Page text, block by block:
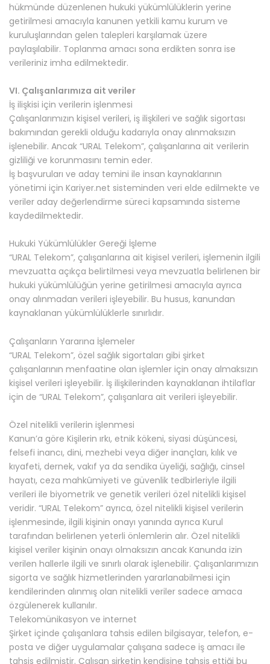
hükmünde düzenlenen hukuki yükümlülüklerin yerine
getirilmesi amacıyla kanunen yetkili kamu kurum ve
kuruluşlarından gelen talepleri karşılamak üzere
paylaşılabilir. Toplanma amacı sona erdikten sonra ise
verileriniz imha edilmektedir.
VI. Çalışanlarımıza ait veriler
İş ilişkisi için verilerin işlenmesi
Çalışanlarımızın kişisel verileri, iş ilişkileri ve sağlık sigortası
bakımından gerekli olduğu kadarıyla onay alınmaksızın
işlenebilir. Ancak “URAL Telekom”, çalışanlarına ait verilerin
gizliliği ve korunmasını temin eder.
İş başvuruları ve aday temini ile insan kaynaklarının
yönetimi için Kariyer.net sisteminden veri elde edilmekte ve
veriler aday değerlendirme süreci kapsamında sisteme
kaydedilmektedir.
Hukuki Yükümlülükler Gereği İşleme
“URAL Telekom”, çalışanlarına ait kişisel verileri, işlemenin ilgili
mevzuatta açıkça belirtilmesi veya mevzuatla belirlenen bir
hukuki yükümlülüğün yerine getirilmesi amacıyla ayrıca
onay alınmadan verileri işleyebilir. Bu husus, kanundan
kaynaklanan yükümlülüklerle sınırlıdır.
Çalışanların Yararına İşlemeler
“URAL Telekom”, özel sağlık sigortaları gibi şirket
çalışanlarının menfaatine olan işlemler için onay almaksızın
kişisel verileri işleyebilir. İş ilişkilerinden kaynaklanan ihtilaflar
için de “URAL Telekom”, çalışanlara ait verileri işleyebilir.
Özel nitelikli verilerin işlenmesi
Kanun’a göre Kişilerin ırkı, etnik kökeni, siyasi düşüncesi,
felsefi inancı, dini, mezhebi veya diğer inançları, kılık ve
kıyafeti, dernek, vakıf ya da sendika üyeliği, sağlığı, cinsel
hayatı, ceza mahkûmiyeti ve güvenlik tedbirleriyle ilgili
verileri ile biyometrik ve genetik verileri özel nitelikli kişisel
veridir. “URAL Telekom” ayrıca, özel nitelikli kişisel verilerin
işlenmesinde, ilgili kişinin onayı yanında ayrıca Kurul
tarafından belirlenen yeterli önlemlerin alır. Özel nitelikli
kişisel veriler kişinin onayı olmaksızın ancak Kanunda izin
verilen hallerle ilgili ve sınırlı olarak işlenebilir. Çalışanlarımızın
sigorta ve sağlık hizmetlerinden yararlanabilmesi için
kendilerinden alınmış olan nitelikli veriler sadece amaca
özgülenerek kullanılır.
Telekomünikasyon ve internet
Şirket içinde çalışanlara tahsis edilen bilgisayar, telefon, e-
posta ve diğer uygulamalar çalışana sadece iş amacı ile
tahsis edilmiştir. Çalışan şirketin kendisine tahsis ettiği bu